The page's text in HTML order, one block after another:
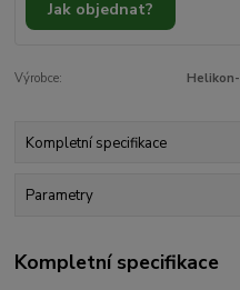
Jak objednat?
Výrobce:
Kompletní specifikace
Parametry
Kompletní specifikace